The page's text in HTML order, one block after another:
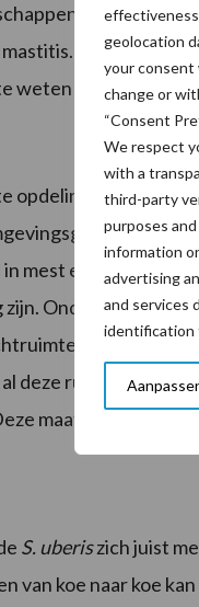
geolocation
your consent
change or
“Consent
We respect
with a
third-party
purposes
information
advertising
and services
identification
tezamen
Om te weten
weten hoe de
in
en
mest en stro erg
Onderzoek laat
uitloop van
deze ruimtes en de
maatregelen
S. uberiszich juist
van koe naar koe